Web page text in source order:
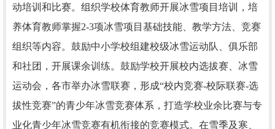
动培训和比赛。组织学校体育教师开展冰雪项目培训，培
养体育教师掌握2-3项冰雪项目基础技能、教学方法、竞赛
组织等内容。鼓励中小学校组建校级冰雪运动队、俱乐部
和社团，开展课余训练。鼓励学校开展校内选拔赛、冰雪
运动会，各市举办冰雪联赛，形成“校内竞赛-校际联赛-选
拔性竞赛”的青少年冰雪竞赛体系，打造学校业余比赛与专
业化青少年冰雪竞赛有机衔接的竞赛模式。在雪季及寒、